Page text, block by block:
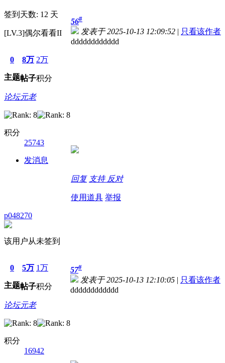
签到天数: 12 天
[LV.3]偶尔看看II
0
主题
8万
帖子
2万
积分
论坛元老
积分
25743
发消息
56#
发表于 2025-10-13 12:09:52 | 只看该作者
dddddddddddd
回复 支持 反对
使用道具 举报
p048270
该用户从未签到
0
主题
5万
帖子
1万
积分
论坛元老
积分
16942
57#
发表于 2025-10-13 12:10:05 | 只看该作者
dddddddddddd